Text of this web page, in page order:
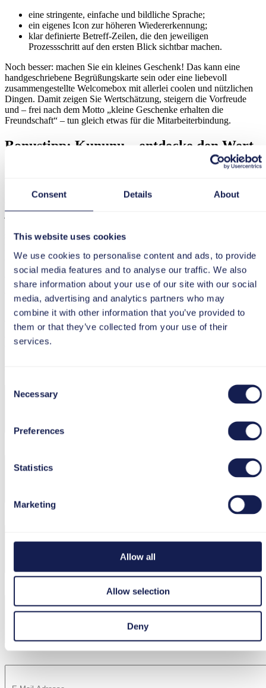
Consent Details About
This website uses cookies
We use cookies to personalise content and ads, to provide
social media features and to analyse our traffic. We also
share information about your use of our site with our social
media, advertising and analytics partners who may
combine it with other information that you’ve provided to
them or that they’ve collected from your use of their
services.
Selection
Necessary
Preferences
Statistics
Marketing
Allow all
Allow selection
Deny
eine stringente, einfache und bildliche Sprache;
ein eigenes Icon zur höheren Wiedererkennung;
klar definierte Betreff-Zeilen, die den jeweiligen
Prozessschritt auf den ersten Blick sichtbar machen.
Noch besser: machen Sie ein kleines Geschenk! Das kann eine
handgeschriebene Begrüßungskarte sein oder eine liebevoll
zusammengestellte Welcomebox mit allerlei coolen und nützlichen
Dingen. Damit zeigen Sie Wertschätzung, steigern die Vorfreude
und – frei nach dem Motto „kleine Geschenke erhalten die
Freundschaft“ – tun gleich etwas für die Mitarbeiterbindung.
Bonustipp: Kununu – entdecke den Wert
Von Arbeitnehmern geliebt, von Arbeitgebern gefürchtet? Um
nicht mehr herum. Warum auch? Erkennen Sie stattdessen die
jede Menge Content für Ihre Karriereseite – insbesondere belastbare
sein sollte, können Sie mit einer ehrlichen und prompten Antwort
genau Ihre Zielgruppe.
Weiter Praxisbeispiele gefällig? Jetzt
Whitepaper downloaden!
Whitepaper: Employer Branding für den
Mittelstand